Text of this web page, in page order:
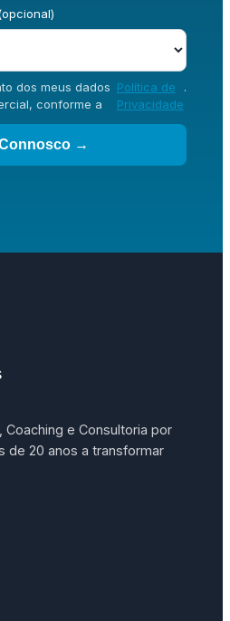
dos meus dados
conforme a
Política de
Privacidade
.
→
Coaching e Consultoria por
de 20 anos a transformar